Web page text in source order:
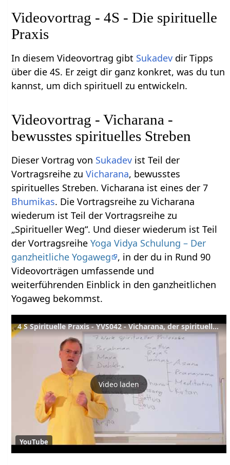
Videovortrag - 4S - Die spirituelle
Praxis
In diesem Videovortrag gibt Sukadev dir Tipps
über die 4S. Er zeigt dir ganz konkret, was du tun
kannst, um dich spirituell zu entwickeln.
Videovortrag - Vicharana -
bewusstes spirituelles Streben
Dieser Vortrag von Sukadev ist Teil der
Vortragsreihe zuVicharana, bewusstes
spirituelles Streben. Vicharana ist eines der 7
Bhumikas. Die Vortragsreihe zu Vicharana
wiederum ist Teil der Vortragsreihe zu
„Spiritueller Weg“. Und dieser wiederum ist Teil
der VortragsreiheYoga Vidya Schulung – Der
ganzheitliche Yogaweg
, in der du in Rund 90
Videovorträgen umfassende und
weiterführenden Einblick in den ganzheitlichen
Yogaweg bekommst.
4 S Spirituelle Praxis - YVS042 - Vicharana, der spirituelle Weg
Video laden
YouTube